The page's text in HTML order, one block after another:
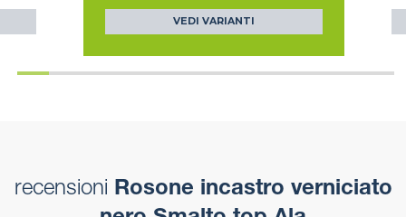
VEDI VARIANTI
recensioni Rosone incastro verniciato